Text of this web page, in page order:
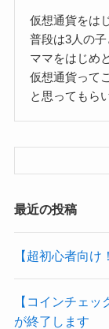
仮想通貨をは
普段は3人の子
ママをはじめ
仮想通貨って
と思ってもら
最近の投稿
【超初心者向
【コインチェ
が終了します